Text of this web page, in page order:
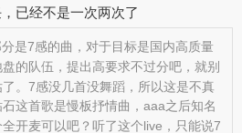
已经不是一次两次了
是7感的曲，对于目标是国内高质量
的队伍，提出高要求不过分吧，就别
。7感没几首没舞蹈，所以这是不真
这首歌是慢板抒情曲，aaa之后知名
开麦可以吧？听了这个live，只能说7